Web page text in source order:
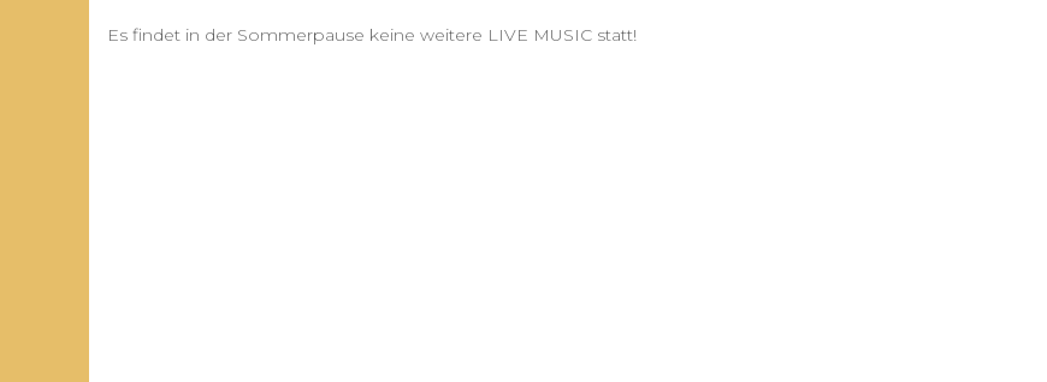
Es findet in der Sommerpause keine weitere LIVE MUSIC statt!